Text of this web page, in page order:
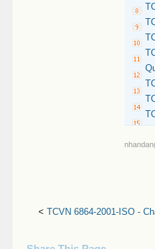
< TCVN 6864-2001-ISO -